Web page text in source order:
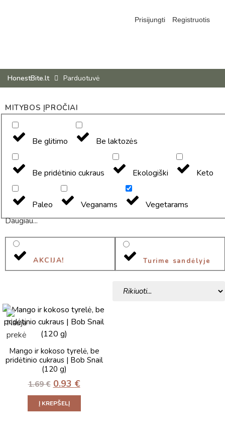
Prisijungti Registruotis
HonestBite.lt Parduotuvė
MITYBOS ĮPROČIAI
Be glitimo Be laktozės
Be pridėtinio cukraus Ekologiški Keto
Paleo Veganams
Vegetarams
Daugiau...
AKCIJA! Turime sandėlyje
Mango ir kokoso tyrelė, be
pridėtinio cukraus | Bob Snail
(120 g)
1.69€ 0.93 €
Į KREPŠELĮ